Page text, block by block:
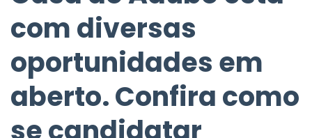
com diversas
oportunidades em
aberto. Confira como